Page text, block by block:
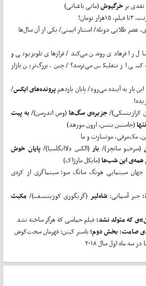
بر خرگیوش(مانی باغبانی)
تومان!
عصر طلایی دوبله/ استتار ایمنی/ یکی از آن سال‌ها
را فرهادی روشن می‌کند/ فرازهای تلویزیونی و
از نتفلیکس می‌ترسد؟/ چین، بزرگ‌ترین بازار
بار به آینده می‌‌رود/ پایان یازدهمپروندههای ایکس/
جزیره‌ی سگها(وس اندرسن)/به پیت
(جاستین بنسن، ارون مورهد)
مک‌مرفی، موتسارت و ما
(سرخیو سانچز)/ بار(الکس دلاایگلسیا)/ پایان خوش
همه‌ی این شبها(مایکل مارژاک)
جهان سینمایی هونگ سانگ سو؛ سینماگری از کره‌ی
جبر آسمانی: شاهلیر(گریگوری کوزینتسف)/ مکبث
که متولد نشد:فیلم حماسی که هرگز ساخته نشد
صامت: بخش دوم؛باستر کیتن: قهرمان سخت‌کوش
سه ماه اول سال ۲۰۱۸